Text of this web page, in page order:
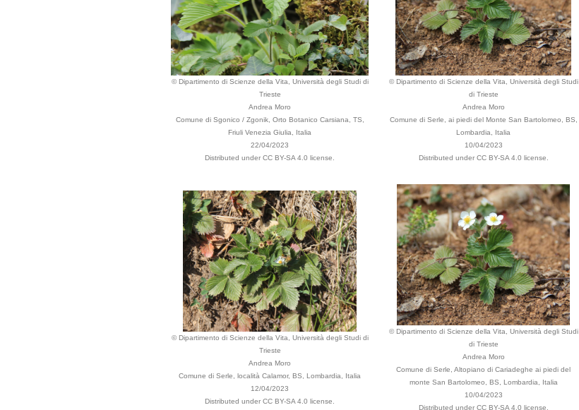
© Dipartimento di Scienze della Vita, Università degli Studi di
Trieste
Andrea Moro
Comune di Sgonico / Zgonik, Orto Botanico Carsiana, TS,
Friuli Venezia Giulia, Italia
22/04/2023
Distributed under CC BY-SA 4.0 license.
© Dipartimento di Scienze della Vita, Università degli Studi
di Trieste
Andrea Moro
Comune di Serle, ai piedi del Monte San Bartolomeo, BS,
Lombardia, Italia
10/04/2023
Distributed under CC BY-SA 4.0 license.
© Dipartimento di Scienze della Vita, Università degli Studi di
Trieste
Andrea Moro
Comune di Serle, località Calamor, BS, Lombardia, Italia
12/04/2023
Distributed under CC BY-SA 4.0 license.
© Dipartimento di Scienze della Vita, Università degli Studi
di Trieste
Andrea Moro
Comune di Serle, Altopiano di Cariadeghe ai piedi del
monte San Bartolomeo, BS, Lombardia, Italia
10/04/2023
Distributed under CC BY-SA 4.0 license.